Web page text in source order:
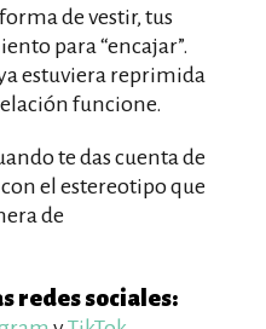
de vestir, tus
para “encajar”.
estuviera reprimida
funcione.
te das cuenta de
el estereotipo que
de
redes sociales: